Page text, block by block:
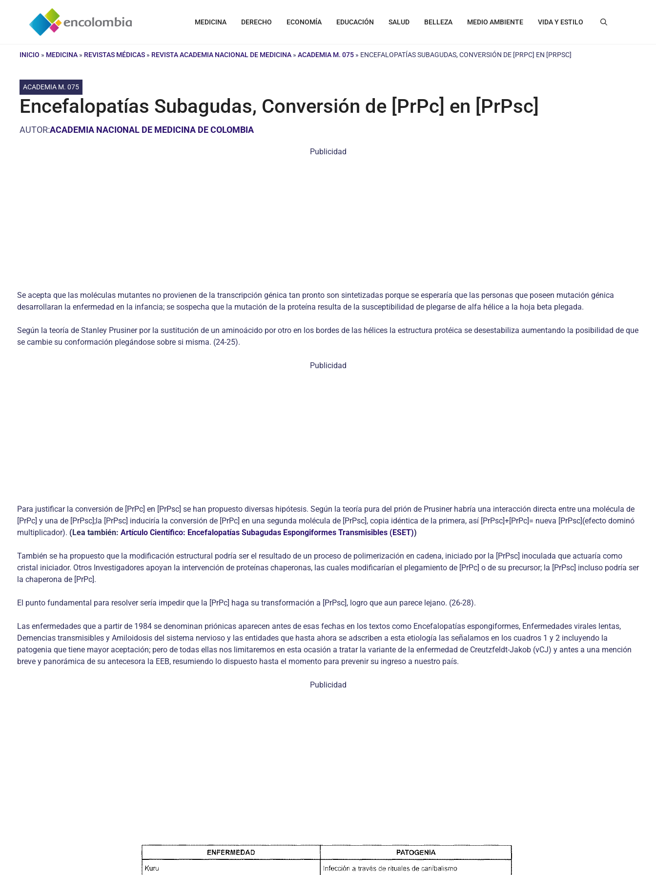
contenido
MEDICINA DERECHO ECONOMÍA EDUCACIÓN SALUD BELLEZA MEDIO AMBIENTE VIDA Y ESTILO
INICIO » MEDICINA » REVISTAS MÉDICAS » REVISTA ACADEMIA NACIONAL DE MEDICINA » ACADEMIA M. 075 » ENCEFALOPATÍAS SUBAGUDAS, CONVERSIÓN DE [PRPC] EN [PRPSC]
ACADEMIA M. 075
Encefalopatías Subagudas, Conversión de [PrPc] en [PrPsc]
AUTOR:ACADEMIA NACIONAL DE MEDICINA DE COLOMBIA
Publicidad
Se acepta que las moléculas mutantes no provienen de la transcripción génica tan pronto son sintetizadas porque se esperaría que las personas que poseen mutación génica
desarrollaran la enfermedad en la infancia; se sospecha que la mutación de la proteína resulta de la susceptibilidad de plegarse de alfa hélice a la hoja beta plegada.
Según la teoría de Stanley Prusiner por la sustitución de un aminoácido por otro en los bordes de las hélices la estructura protéica se desestabiliza aumentando la posibilidad de que
se cambie su conformación plegándose sobre si misma. (24-25).
Publicidad
Para justificar la conversión de [PrPc] en [PrPsc] se han propuesto diversas hipótesis. Según la teoría pura del prión de Prusiner habría una interacción directa entre una molécula de
[PrPc] y una de [PrPsc];la [PrPsc] induciría la conversión de [PrPc] en una segunda molécula de [PrPsc], copia idéntica de la primera, así [PrPsc]+[PrPc]= nueva [PrPsc](efecto dominó
multiplicador). (Lea también: Artículo Científico: Encefalopatías Subagudas Espongiformes Transmisibles (ESET))
También se ha propuesto que la modificación estructural podría ser el resultado de un proceso de polimerización en cadena, iniciado por la [PrPsc] inoculada que actuaría como
cristal iniciador. Otros Investigadores apoyan la intervención de proteínas chaperonas, las cuales modificarían el plegamiento de [PrPc] o de su precursor; la [PrPsc] incluso podría ser
la chaperona de [PrPc].
El punto fundamental para resolver sería impedir que la [PrPc] haga su transformación a [PrPsc], logro que aun parece lejano. (26-28).
Las enfermedades que a partir de 1984 se denominan priónicas aparecen antes de esas fechas en los textos como Encefalopatías espongiformes, Enfermedades virales lentas,
Demencias transmisibles y Amiloidosis del sistema nervioso y las entidades que hasta ahora se adscriben a esta etiología las señalamos en los cuadros 1 y 2 incluyendo la
patogenia que tiene mayor aceptación; pero de todas ellas nos limitaremos en esta ocasión a tratar la variante de la enfermedad de Creutzfeldt-Jakob (vCJ) y antes a una mención
breve y panorámica de su antecesora la EEB, resumiendo lo dispuesto hasta el momento para prevenir su ingreso a nuestro país.
Publicidad